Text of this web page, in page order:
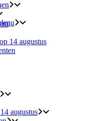
14 augustus
augustus